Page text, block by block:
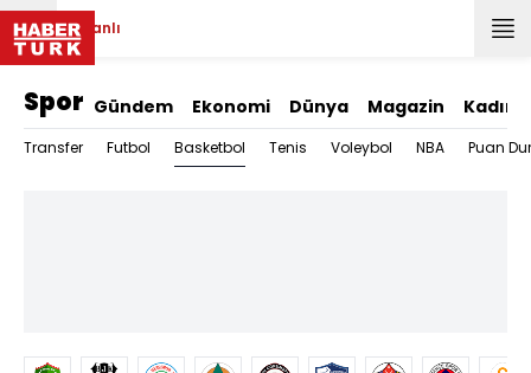
Canlı
Spor Gündem Ekonomi Dünya Magazin Kadın
Transfer Futbol Basketbol Tenis Voleybol NBA Puan